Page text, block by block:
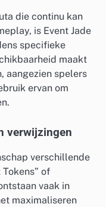
die continu kan
is Event Jade
specifieke
maakt
aangezien spelers
ervan om
verwijzingen
verschillende
of
vaak in
maximaliseren